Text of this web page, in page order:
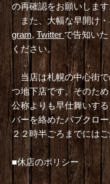
の再確認をお願いしま
また、大幅な早開け
gram,Twitterで告知い
ください。
当店は札幌の中心街で
つ地下店です。そのた
公称よりも早仕舞いす
バーを絡めたパブクロ
２２時半ごろまでには
■休店のポリシー